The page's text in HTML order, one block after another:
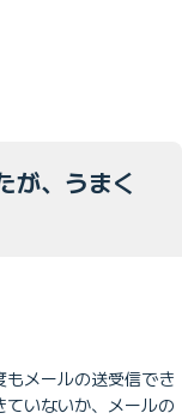
が、うまく
メールの送受信でき
いないか、メールの